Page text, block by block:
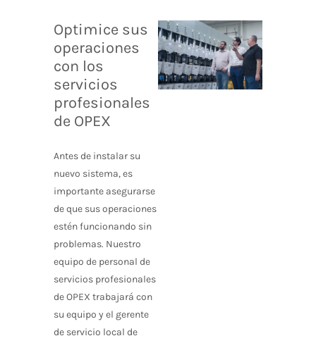
Optimice sus
operaciones
con los
servicios
profesionales
de OPEX
Antes de instalar su
nuevo sistema, es
importante asegurarse
de que sus operaciones
estén funcionando sin
problemas. Nuestro
equipo de personal de
servicios profesionales
de OPEX trabajará con
su equipo y el gerente
de servicio local de